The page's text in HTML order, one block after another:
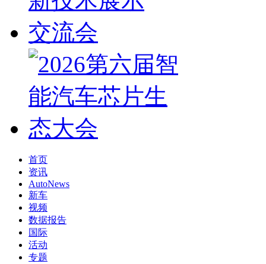
首页
资讯
AutoNews
新车
视频
数据报告
国际
活动
专题